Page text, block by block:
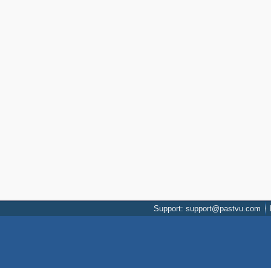
Support: support@pastvu.com